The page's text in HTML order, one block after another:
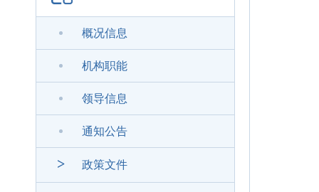
概况信息
机构职能
领导信息
通知公告
> 政策文件